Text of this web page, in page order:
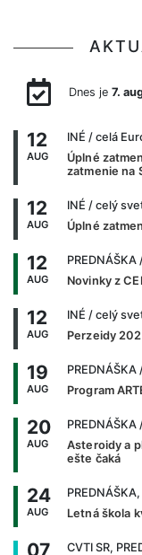
Dnes je 7.
12
AUG
INÉ / celá
Úplné
zatmenie na
12
AUG
INÉ / celý
Úplné
12
AUG
PREDNÁŠKA
Novinky z
12
AUG
INÉ / celý
Perzeidy
19
AUG
PREDNÁŠKA
Program
20
AUG
PREDNÁŠKA
Asteroidy a
ešte čaká
24
AUG
Letná škola
07 CVTI SR,